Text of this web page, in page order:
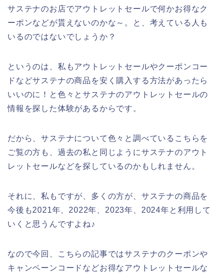
サステナのお店でアウトレットセールで何かお得なク
ーポンなどが貰えないのかな～。と、考えている人も
いるのではないでしょうか？
というのは、私もアウトレットセールやクーポンコー
ドなどサステナの商品を安く購入する方法があったら
いいのに！と色々とサステナのアウトレットセールの
情報を探した体験があるからです。
だから、サステナについて色々と調べているこちらを
ご覧の方も、過去の私と同じようにサステナのアウト
レットセールなどを探しているのかもしれません。
それに、私もですが、多くの方が、サステナの商品を
今後も2021年、2022年、2023年、2024年と利用して
いくと思うんですよね♪
なので今回、こちらの記事ではサステナのクーポンや
キャンペーンコードなどお得なアウトレットセールな